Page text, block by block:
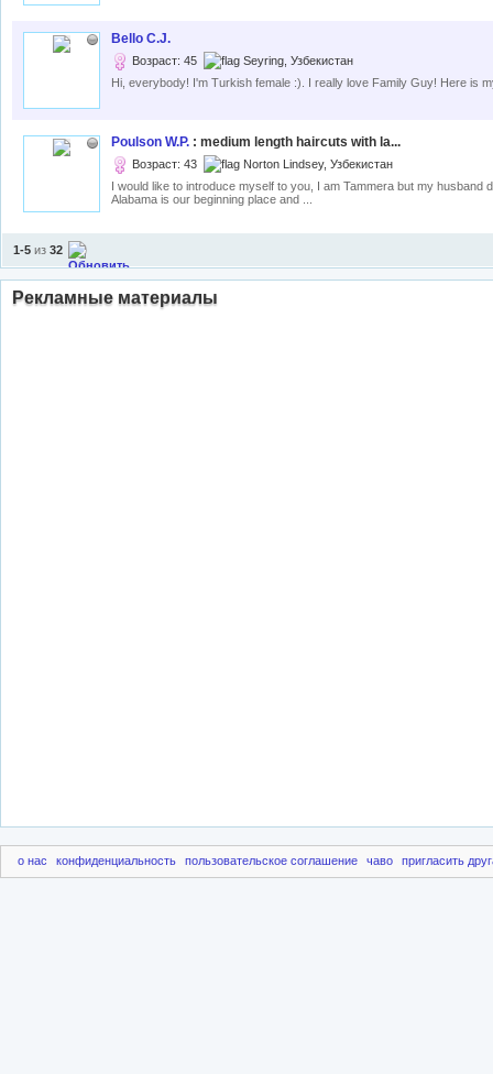
Bello C.J.
Возраст: 45
Seyring, Узбекистан
Hi, everybody! I'm Turkish female :). I really love Family Guy! Here is
Poulson W.P. : medium length haircuts with la...
Возраст: 43
Norton Lindsey, Узбекистан
I would like to introduce myself to you, I am Tammera but my husband
Alabama is our beginning place and ...
1-5 из 32
Рекламные материалы
о нас конфиденциальность пользовательское соглашение чаво пригласить